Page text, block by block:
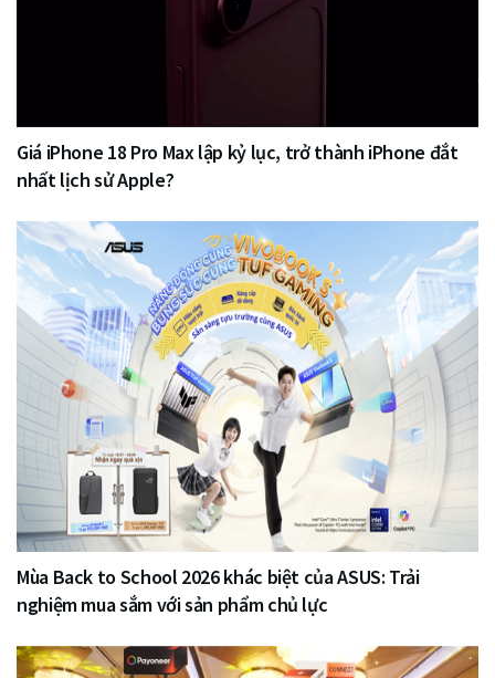
Giá iPhone 18 Pro Max lập kỷ lục, trở thành iPhone đắt
nhất lịch sử Apple?
Mùa Back to School 2026 khác biệt của ASUS: Trải
nghiệm mua sắm với sản phẩm chủ lực